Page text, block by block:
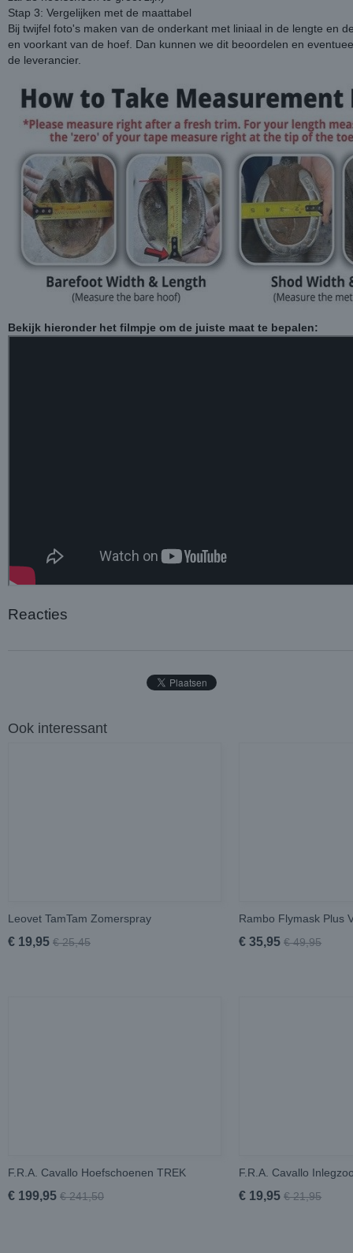
Stap 3: Vergelijken met de maattabel
Bij twijfel foto's maken van de onderkant met liniaal in de lengte en
en voorkant van de hoef. Dan kunnen we dit beoordelen en
de leverancier.
Bekijk hieronder het filmpje om de juiste maat te bepalen:
Reacties
Ook interessant
Leovet TamTam Zomerspray
€ 19,95 € 25,45
Rambo Flymask Plus
€ 35,95 € 49,95
F.R.A. Cavallo Hoefschoenen TREK
€ 199,95 € 241,50
F.R.A. Cavallo
€ 19,95 € 21,95